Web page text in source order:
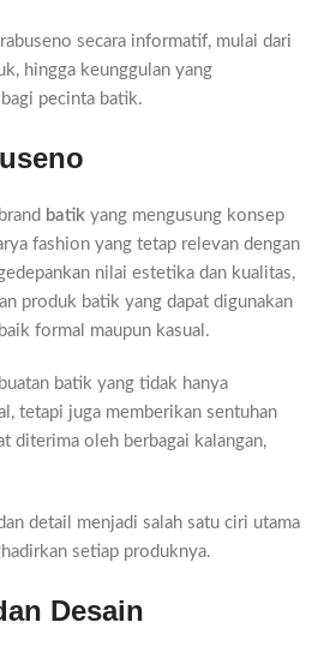
secara informatif, mulai dari
hingga keunggulan yang
pecinta batik.
batik yang mengusung konsep
fashion yang tetap relevan dengan
nilai estetika dan kualitas,
produk batik yang dapat digunakan
formal maupun kasual.
batik yang tidak hanya
tetapi juga memberikan sentuhan
diterima oleh berbagai kalangan,
detail menjadi salah satu ciri utama
setiap produknya.
Desain